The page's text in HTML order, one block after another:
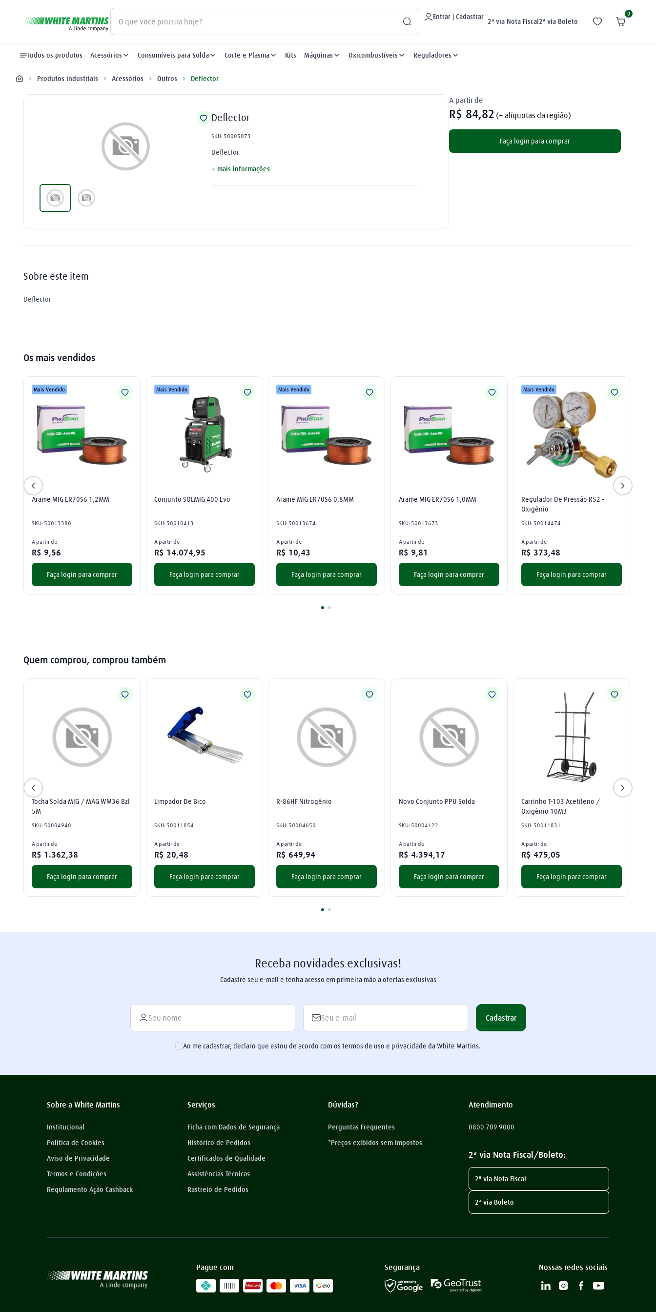
O que você procura hoje? Entrar | Cadastrar
2ª via Nota Fiscal2ª via Boleto
0
Todos os produtos Acessórios Consumíveis para Solda Corte e Plasma Kits Máquinas Oxicombustíveis Reguladores
Produtos industriais Acessórios Outros Deflector
Deflector
SKU: 50005073
Deflector
+ mais informações
A partir de
R$ 84,82 (+ alíquotas da região)
Faça login para comprar
Sobre este item
Deflector
Os mais vendidos
Mais Vendido
Arame MIG ER70S6 1,2MM
SKU: 50013380
A partir de
R$ 9,56
Faça login para comprar
Mais Vendido
Conjunto SOLMIG 400 Evo
SKU: 50010413
A partir de
R$ 14.074,95
Faça login para comprar
Mais Vendido
Arame MIG ER70S6 0,8MM
SKU: 50013674
A partir de
R$ 10,43
Faça login para comprar
Arame MIG ER70S6 1,0MM
SKU: 50013673
A partir de
R$ 9,81
Faça login para comprar
Mais Vendido
Regulador De Pressão R52 -
Oxigênio
SKU: 50014474
A partir de
R$ 373,48
Faça login para comprar
Quem comprou, comprou também
Tocha Solda MIG / MAG WM36 Bzl
5M
SKU: 50004940
A partir de
R$ 1.362,38
Faça login para comprar
Limpador De Bico
SKU: 50011854
A partir de
R$ 20,48
Faça login para comprar
R-86HF Nitrogênio
SKU: 50004650
A partir de
R$ 649,94
Faça login para comprar
Novo Conjunto PPU Solda
SKU: 50004122
A partir de
R$ 4.394,17
Faça login para comprar
Carrinho T-103 Acetileno /
Oxigênio 10M3
SKU: 50011831
A partir de
R$ 475,05
Faça login para comprar
Receba novidades exclusivas!
Cadastre seu e-mail e tenha acesso em primeira mão a ofertas exclusivas
Cadastrar
Ao me cadastrar, declaro que estou de acordo com os termos de uso e privacidade da White Martins.
Sobre a White Martins
Institucional
Política de Cookies
Aviso de Privacidade
Termos e Condições
Regulamento Ação Cashback
Serviços
Ficha com Dados de Segurança
Histórico de Pedidos
Certificados de Qualidade
Assistências Técnicas
Rastreio de Pedidos
Dúvidas?
Perguntas Frequentes
*Preços exibidos sem impostos
Atendimento
0800 709 9000
2ª via Nota Fiscal/Boleto:
2ª via Nota Fiscal
2ª via Boleto
Pague com Segurança Nossas redes sociais
Termos mais buscados
gás
2º oxigênio
maçarico
5º regulador
6º argônio
9º extensão